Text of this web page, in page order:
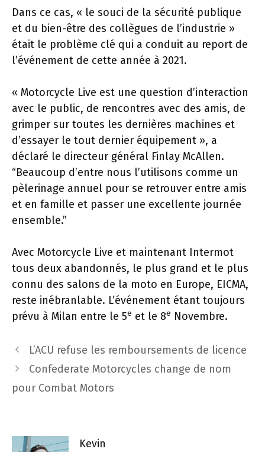
Dans ce cas, « le souci de la sécurité publique
et du bien-être des collègues de l’industrie »
était le problème clé qui a conduit au report de
l’événement de cette année à 2021.
« Motorcycle Live est une question d’interaction
avec le public, de rencontres avec des amis, de
grimper sur toutes les dernières machines et
d’essayer le tout dernier équipement », a
déclaré le directeur général Finlay McAllen.
“Beaucoup d’entre nous l’utilisons comme un
pèlerinage annuel pour se retrouver entre amis
et en famille et passer une excellente journée
ensemble.”
Avec Motorcycle Live et maintenant Intermot
tous deux abandonnés, le plus grand et le plus
connu des salons de la moto en Europe, EICMA,
reste inébranlable. L’événement étant toujours
prévu à Milan entre le 5e et le 8e Novembre.
Navigation
des
L’ACU refuse les remboursements de licence
Confederate Motorcycles change de nom
pour Combat Motors
Kevin